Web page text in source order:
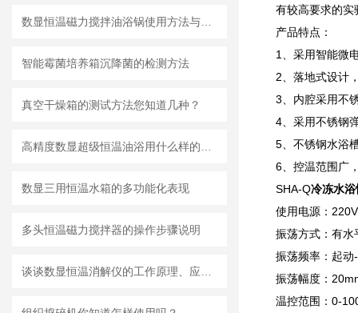
智能霉菌培养箱沉降菌的检测方法
真空干燥箱的测试方法您知道几种？
数显三用恒温水箱的多功能化表现
多头恒温磁力搅拌器的操作步骤说明
有较高要求的实
产品特点：
1、采用智能微
2、落地式设计
3、内腔采用不
4、采用不锈钢
5、不锈钢水浴
6、控温范围广
SHA-Q冷冻水
使用电源：
振荡方式：有水
振荡频率：起动
振荡幅度：
温控范围：0-